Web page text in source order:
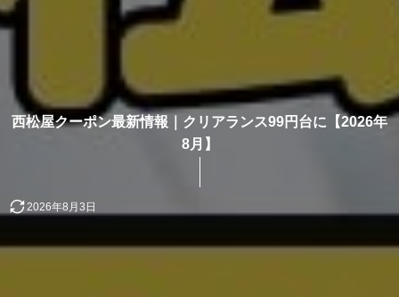
西松屋クーポン最新情報｜クリアランス99円台に【2026年
8月】
2026年8月3日